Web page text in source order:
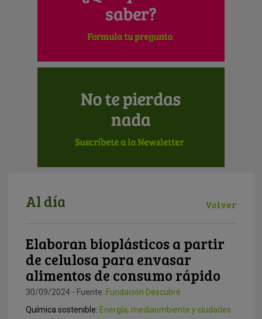
Al día Volver
Elaboran bioplásticos a partir
de celulosa para envasar
alimentos de consumo rápido
30/09/2024 - Fuente: Fundación Descubre
Química sostenible: Energía, mediaombiente y ciudades